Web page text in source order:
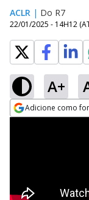
ACLR | Do R7
22/01/2025 - 14H12
A+
Adicione como